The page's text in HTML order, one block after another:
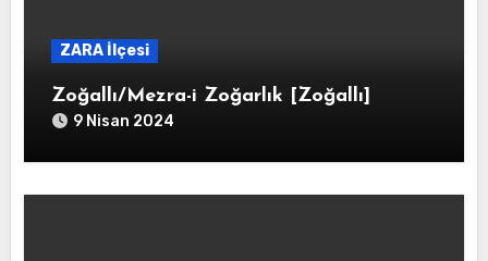
ZARA İlçesi
Zoğallı/Mezra-i Zoğarlık [Zoğallı]
9 Nisan 2024